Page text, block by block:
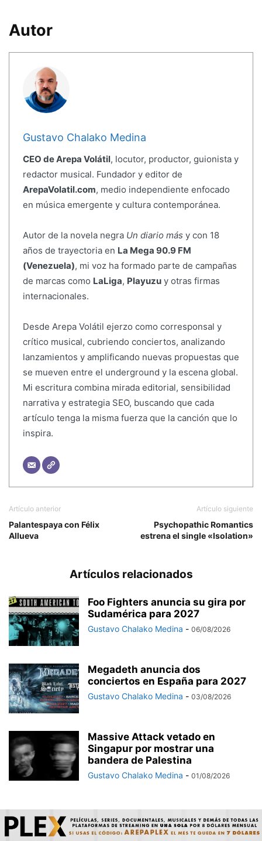
Autor
Gustavo Chalako Medina
CEO de Arepa Volátil, locutor, productor, guionista y
redactor musical. Fundador y editor de
ArepaVolatil.com, medio independiente enfocado
en música emergente y cultura contemporánea.
Autor de la novela negra Un diario más y con 18
años de trayectoria en La Mega 90.9 FM
(Venezuela), mi voz ha formado parte de campañas
de marcas como LaLiga, Playuzuy otras firmas
internacionales.
Desde Arepa Volátil ejerzo como corresponsal y
crítico musical, cubriendo conciertos, analizando
lanzamientos y amplificando nuevas propuestas que
se mueven entre el underground y la escena global.
Mi escritura combina mirada editorial, sensibilidad
narrativa y estrategia SEO, buscando que cada
artículo tenga la misma fuerza que la canción que lo
inspira.
Artículo anterior
Palantespaya con Félix
Allueva
Artículo siguiente
Psychopathic Romantics
estrena el single «Isolation»
Artículos relacionados
Foo Fighters anuncia su gira por
Sudamérica para 2027
Gustavo Chalako Medina - 06/08/2026
Megadeth anuncia dos
conciertos en España para 2027
Gustavo Chalako Medina - 03/08/2026
Massive Attack vetado en
Singapur por mostrar una
bandera de Palestina
Gustavo Chalako Medina - 01/08/2026